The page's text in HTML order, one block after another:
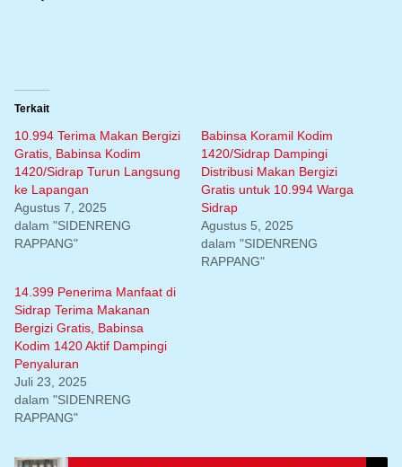
Terkait
10.994 Terima Makan Bergizi
Gratis, Babinsa Kodim
1420/Sidrap Turun Langsung
ke Lapangan
Agustus 7, 2025
dalam "SIDENRENG
RAPPANG"
Babinsa Koramil Kodim
1420/Sidrap Dampingi
Distribusi Makan Bergizi
Gratis untuk 10.994 Warga
Sidrap
Agustus 5, 2025
dalam "SIDENRENG
RAPPANG"
14.399 Penerima Manfaat di
Sidrap Terima Makanan
Bergizi Gratis, Babinsa
Kodim 1420 Aktif Dampingi
Penyaluran
Juli 23, 2025
dalam "SIDENRENG
RAPPANG"